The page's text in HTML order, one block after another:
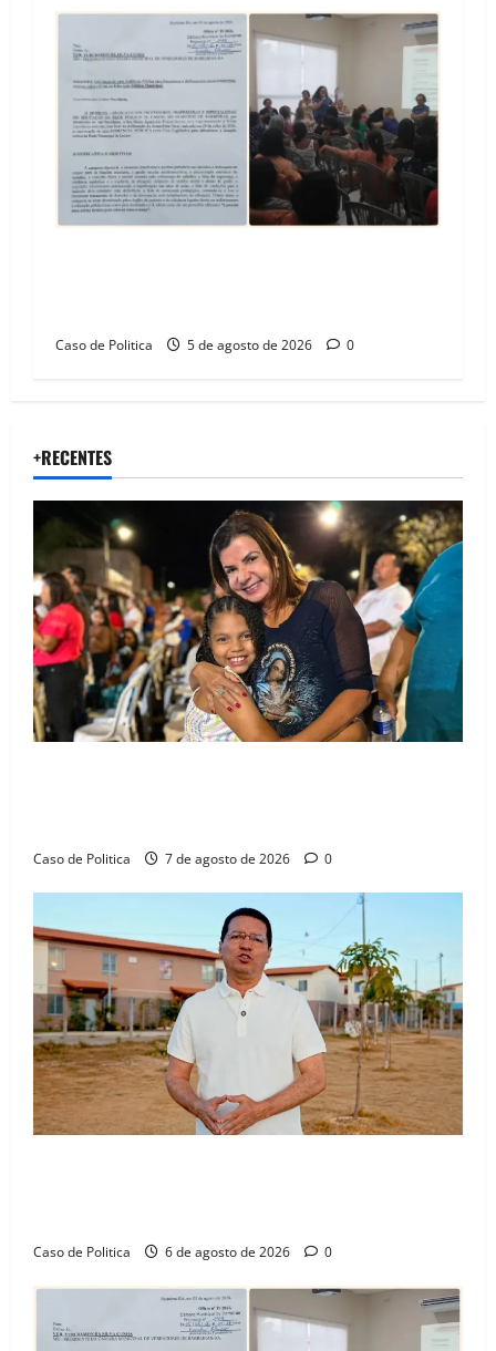
Caso de Politica 5 de agosto de 2026 0
+RECENTES
Caso de Politica 7 de agosto de 2026 0
Caso de Politica 6 de agosto de 2026 0